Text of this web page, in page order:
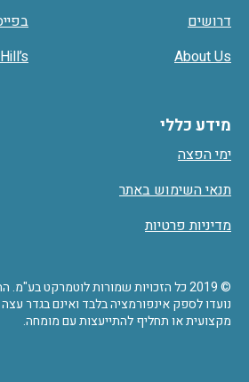
דרושים
About Us
מידע כללי
ימי הפצה
תנאי השימוש באתר
מדיניות פרטיות
Hill’s ביוטיוב
© 2019 כל הזכויות שמורות לוטמרקט
נועדו לספק אינפורמציה בלבד ואינם בגדר
מקצועית או תחליף להתייעצות עם מומחה.